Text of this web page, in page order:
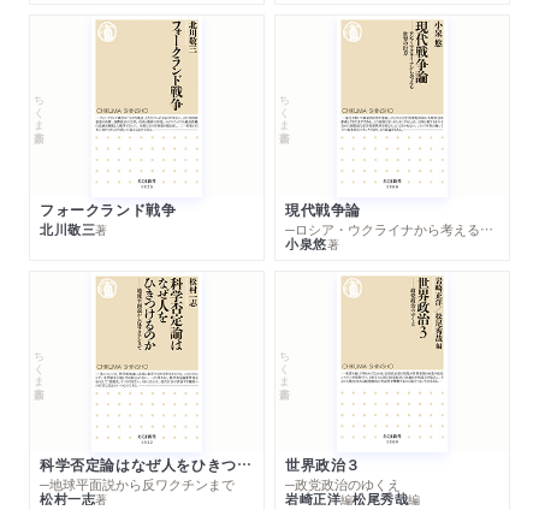
ちくま新書
フォークランド戦争
北川敬三著
ちくま新書
現代戦争論
─ロシア・ウクライナから考える世界の行方
小泉悠著
ちくま新書
科学否定論はなぜ人をひきつけるのか
─地球平面説から反ワクチンまで
松村一志著
ちくま新書
世界政治３
─政党政治のゆくえ
岩崎正洋編松尾秀哉編